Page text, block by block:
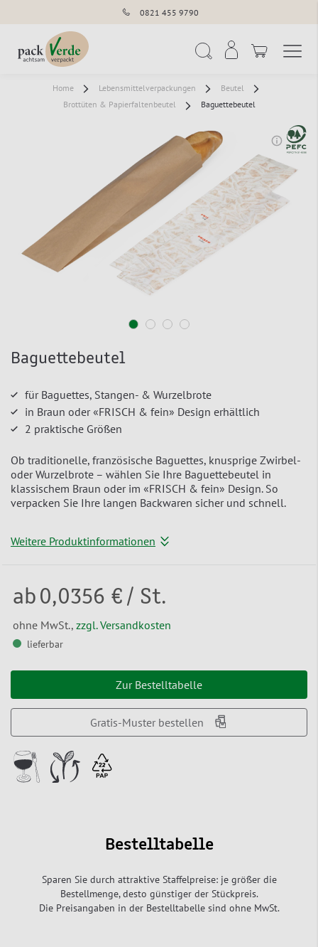
0821 455 9790
Home Lebensmittelverpackungen
Beutel
Brottüten & Papierfaltenbeutel
Baguettebeutel
Baguettebeutel
für Baguettes, Stangen- & Wurzelbrote
in Braun oder «FRISCH & fein» Design erhältlich
2 praktische Größen
Ob traditionelle, französische Baguettes, knusprige Zwirbel-
oder Wurzelbrote – wählen Sie Ihre Baguettebeutel in
klassischem Braun oder im «FRISCH & fein» Design. So
verpacken Sie Ihre langen Backwaren sicher und schnell.
Weitere Produktinformationen
ab 0,0356 € / St.
ohne MwSt., zzgl. Versandkosten
lieferbar
Zur Bestelltabelle
Gratis-Muster bestellen
Bestelltabelle
Sparen Sie durch attraktive Staffelpreise: je größer die
Bestellmenge, desto günstiger der Stückpreis.
Die Preisangaben in der Bestelltabelle sind ohne MwSt.